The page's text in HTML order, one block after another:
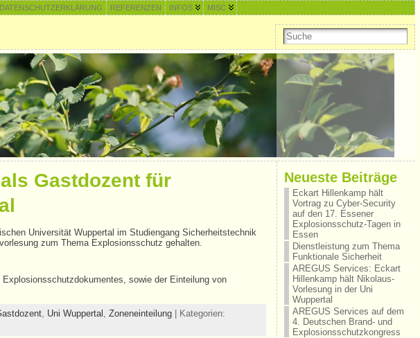
DATENSCHUTZERKLÄRUNG REFERENZEN INFOS MISC
Gastdozent für
Universität Wuppertal im Studiengang Sicherheitstechnik
zum Thema Explosionsschutz gehalten.
sowie der Einteilung von
, Uni Wuppertal , Zoneneinteilung| Kategorien:
Neueste Beiträge
Eckart Hillenkamp hält
Vortrag zu Cyber-Security
auf den 17. Essener
Explosionsschutz-Tagen in
Essen
Dienstleistung zum Thema
Funktionale Sicherheit
AREGUS Services: Eckart
Hillenkamp hält Nikolaus-
Vorlesung in der Uni
Wuppertal
AREGUS Services auf dem
4. Deutschen Brand- und
Explosionsschutzkongress